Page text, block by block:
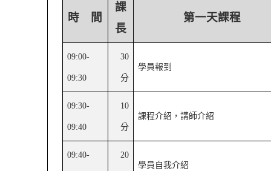
時 間
課
長
第一天課程
09:00-
09:30
30
分
學員報到
09:30-
09:40
10
分
課程介紹，講師介紹
09:40- 20
學員自我介紹